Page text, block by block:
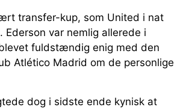
transfer-kup, som United i nat
Ederson var nemlig allerede i
fuldstændig enig med den
Atlético Madrid om de personlige
dog i sidste ende kynisk at